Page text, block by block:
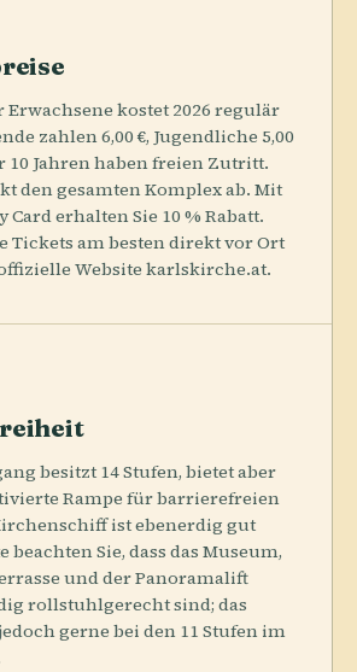
kostet 2026 regulär
zahlen 6,00 €, Jugendliche 5,00
10 Jahren haben freien Zutritt.
den gesamten Komplex ab. Mit
Card erhalten Sie 10 % Rabatt.
Tickets am besten direkt vor Ort
Website karlskirche.at.
besitzt 14 Stufen, bietet aber
Rampe für barrierefreien
ist ebenerdig gut
beachten Sie, dass das Museum,
und der Panoramalift
rollstuhlgerecht sind; das
gerne bei den 11 Stufen im